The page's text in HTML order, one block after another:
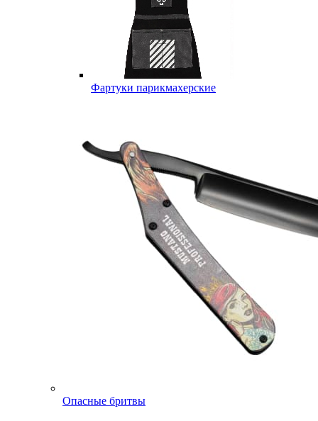
Фартуки парикмахерские
Опасные бритвы